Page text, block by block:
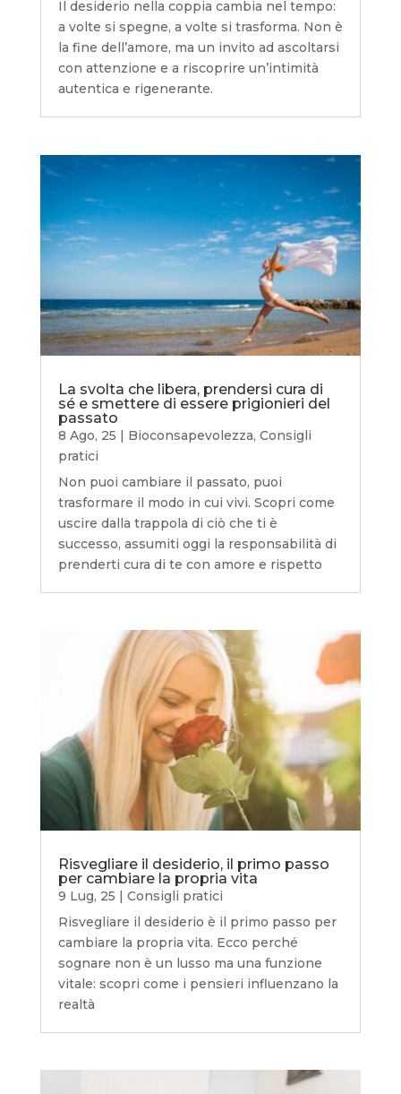
Il desiderio nella coppia cambia nel tempo:
a volte si spegne, a volte si trasforma. Non è
la fine dell’amore, ma un invito ad ascoltarsi
con attenzione e a riscoprire un’intimità
autentica e rigenerante.
La svolta che libera, prendersi cura di
sé e smettere di essere prigionieri del
passato
8 Ago, 25 | Bioconsapevolezza, Consigli
pratici
Non puoi cambiare il passato, puoi
trasformare il modo in cui vivi. Scopri come
uscire dalla trappola di ciò che ti è
successo, assumiti oggi la responsabilità di
prenderti cura di te con amore e rispetto
Risvegliare il desiderio, il primo passo
per cambiare la propria vita
9 Lug, 25 | Consigli pratici
Risvegliare il desiderio è il primo passo per
cambiare la propria vita. Ecco perché
sognare non è un lusso ma una funzione
vitale: scopri come i pensieri influenzano la
realtà